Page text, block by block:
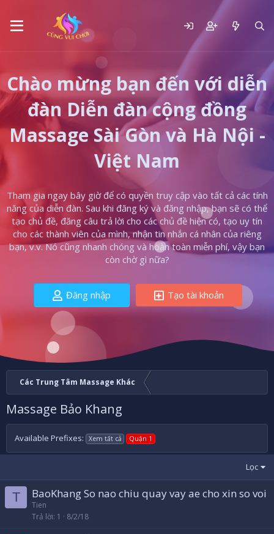
Chào mừng bạn đến với diễn
đàn Diễn đàn cộng đồng
Massage Sài Gòn và Hà Nội -
Việt Nam
Tham gia ngay bây giờ để có quyền truy cập vào tất cả các tính
năng của diễn đàn. Sau khi đăng ký và đăng nhập, bạn sẽ có thể
tạo chủ đề, đăng câu trả lời cho các chủ đề hiện có, tạo uy tín
cho các thành viên của mình, nhận tin nhắn cá nhân của riêng
bạn, v.v. Nó cũng nhanh chóng và hoàn toàn miễn phí, vậy bạn
còn chờ gì nữa?
Đăng nhập Tạo tài khoản
Các Trung Tâm Massage Khác
Massage Bảo Khang
Available Prefixes: Xem tất cả Quận 1
Lọc
T BaoKhang So nao chiu quay vay ae cho xin so voi
Tien
Trả lời 1 8/2/18